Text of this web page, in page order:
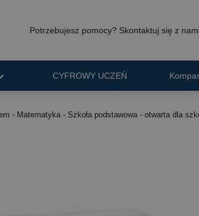
Potrzebujesz pomocy? Skontaktuj się z nami
CYFROWY UCZEŃ
- Matematyka - Szkoła podstawowa - otwarta dla